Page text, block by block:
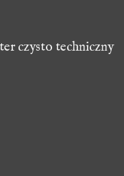
czysto techniczny